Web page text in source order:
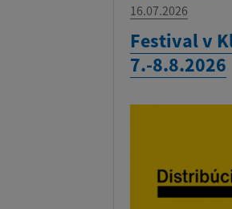
16.07.2026
Festival v
7.-8.8.2026